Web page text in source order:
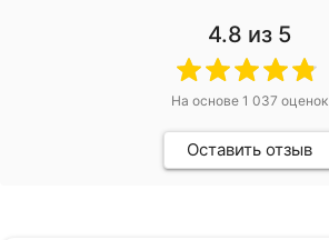
4.8 из 5
На основе 1 037 оценок
Оставить отзыв